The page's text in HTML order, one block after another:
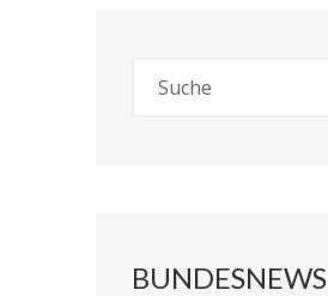
BUNDESNEWS